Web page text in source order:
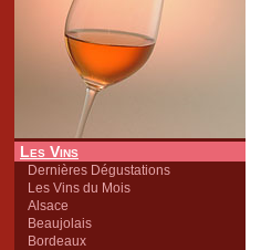
Les Vins
Dernières Dégustations
Les Vins du Mois
Alsace
Beaujolais
Bordeaux